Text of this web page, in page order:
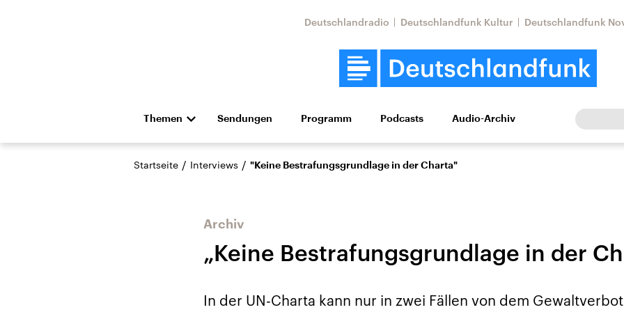
Deutschlandradio Deutschlandfunk Kultur Deutschlandfunk
Themen
Die Nachrichten Politik Wirtschaft Wissen Kultur Europa
Hörspiel und Feature Musik
Anhalt 2026
Aktuelle Beiträge,
Aktuelle Lage und
Aktuelle Lage und
Sendungen Programm Podcasts Audio-Archiv
Startseite / Interviews / "Keine Bestrafungsgrundlage in der Charta"
Archiv
„Keine Bestrafungsgrundlage in der
In der UN-Charta kann nur in zwei Fällen von dem